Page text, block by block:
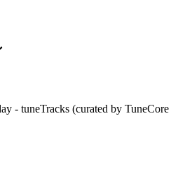
- tuneTracks (curated by TuneCore